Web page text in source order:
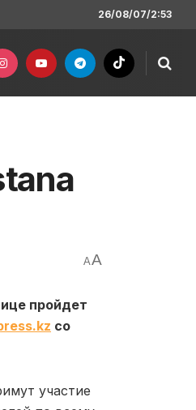
26/08/07/2:53
AA
пройдет
со
участие